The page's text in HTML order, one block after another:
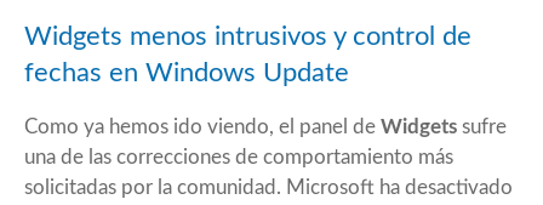
Widgets menos intrusivos y control de
fechas en Windows Update
Como ya hemos ido viendo, el panel de Widgets sufre
una de las correcciones de comportamiento más
solicitadas por la comunidad. Microsoft ha desactivado